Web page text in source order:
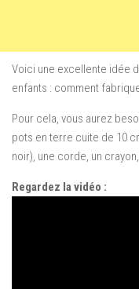
Voici une excellente idée
enfants : comment
Pour cela, vous aurez
pots en terre cuite de 10
noir), une corde, un
Regardez la vidéo :